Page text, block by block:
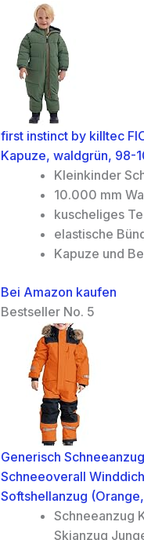
first instinct by killtec
Kapuze, waldgrün, 98-
Kleinkinder
10.000 mm
kuscheliges
elastische
Kapuze und
Bei Amazon kaufen
Bestseller No. 5
Generisch
Schneeoverall
Softshellanzug
Schneeanzug
Skianzug